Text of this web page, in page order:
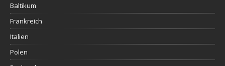
Baltikum
Frankreich
Italien
Polen